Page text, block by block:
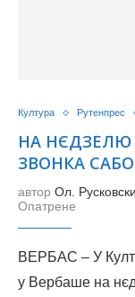
Култура Рутенпрес
НА
ЗВОНКА
автор Ол. Русковски
Опатрене
ВЕРБАС – У
у Вербаше на